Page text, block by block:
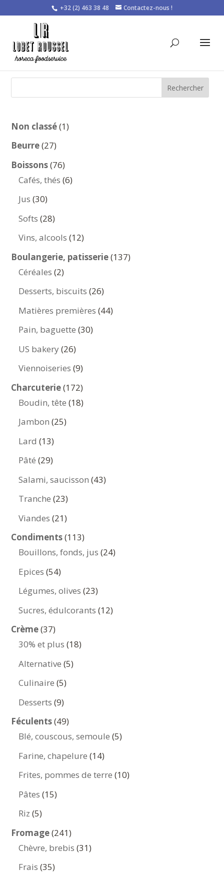
+32 (2) 463 38 48 Contactez-nous !
Rechercher
Non classé 11
Beurre 2727
produits
Boissons 7676
produits
Cafés, thés 66
Jus 3030
produits
Softs 2828
produits
Vins, alcools 1212
produits
Boulangerie, patisserie 137137
Céréales 22
produits
Desserts, biscuits 2626
produits
Matières premières 4444
Pain, baguette 3030
US bakery 2626
produits
Viennoiseries 99
produits
Charcuterie 172172
produits
Boudin, tête 1818
Jambon 2525
Lard 1313
produits
Pâté 2929
produits
Salami, saucisson 4343
Tranche 2323
produits
Viandes 2121
produits
Condiments 113113
produits
Bouillons, fonds, jus 2424
Epices 5454
produits
Légumes, olives 2323
produits
Sucres, édulcorants 1212
Crème 3737
produits
30% et plus 1818
Alternative 55
Culinaire 55
Desserts 99
produits
Féculents 4949
produits
Blé, couscous, semoule 55
Farine, chapelure 1414
produits
Frites, pommes de terre 1010
Pâtes 1515
Riz 55
produits
Fromage 241241
produits
Chèvre, brebis 3131
Frais 3535